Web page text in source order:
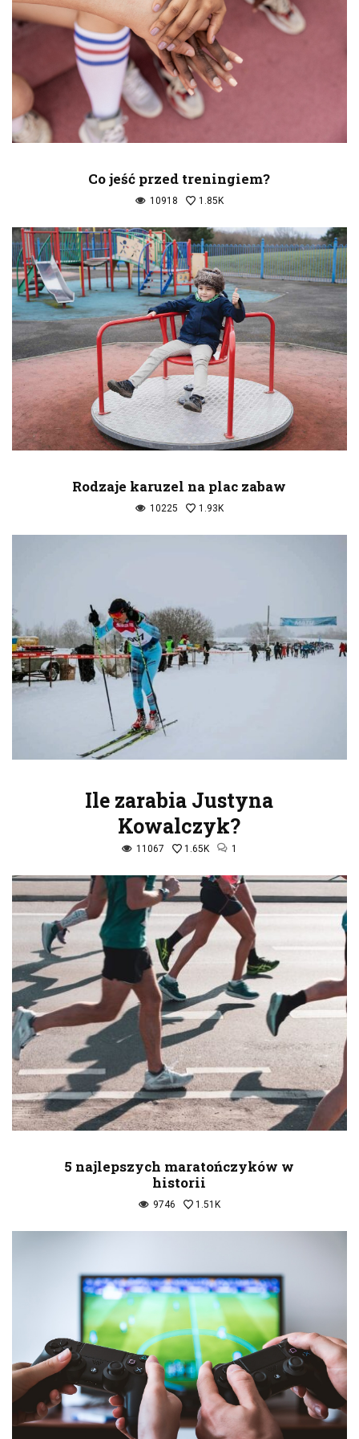
Co jeść przed treningiem?
10918 1.85K
Rodzaje karuzel na plac zabaw
10225 1.93K
Ile zarabia Justyna
Kowalczyk?
11067 1.65K 1
5 najlepszych maratończyków w
historii
9746 1.51K